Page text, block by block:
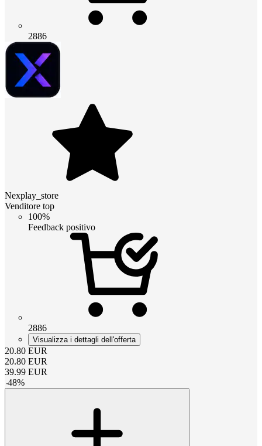
2886
Nexplay_store
Venditore top
100%
Feedback positivo
2886
Visualizza i dettagli dell'offerta
20.80 EUR
20.80 EUR
39.99 EUR
-48%